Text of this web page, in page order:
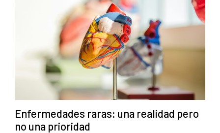
Enfermedades raras: una realidad pero
no una prioridad